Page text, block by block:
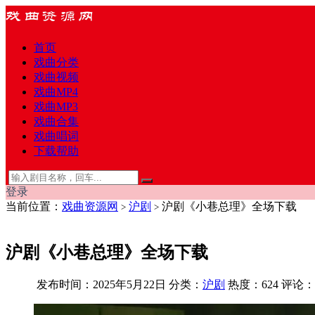
首页
戏曲分类
戏曲视频
戏曲MP4
戏曲MP3
戏曲合集
戏曲唱词
下载帮助
登录
当前位置： 戏曲资源网 > 沪剧 > 沪剧《小巷总理》全场下载
沪剧《小巷总理》全场下载
发布时间：2025年5月22日 分类： 沪剧 热度：624 评论：